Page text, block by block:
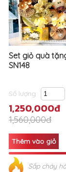
Set giỏ quà
SN148
Số lượng
1,250,000đ
1,560,000đ
Sắp cháy